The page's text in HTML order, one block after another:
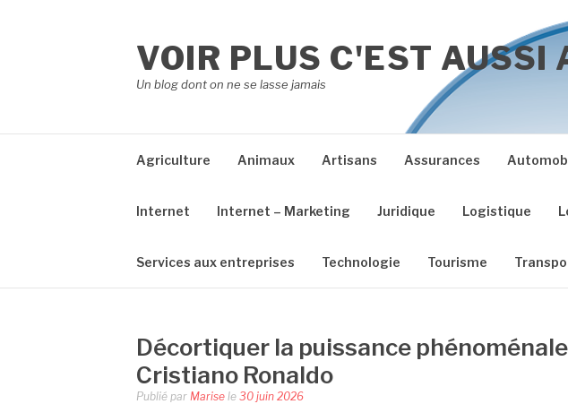
VOIR PLUS C'EST AUSSI
Un blog dont on ne se lasse jamais
Agriculture Animaux Artisans Assurances
Internet Internet – Marketing Juridique Logistique
Services aux entreprises Technologie Tourisme
Décortiquer la puissance
Cristiano Ronaldo
Publié par Marise le 30 juin 2026